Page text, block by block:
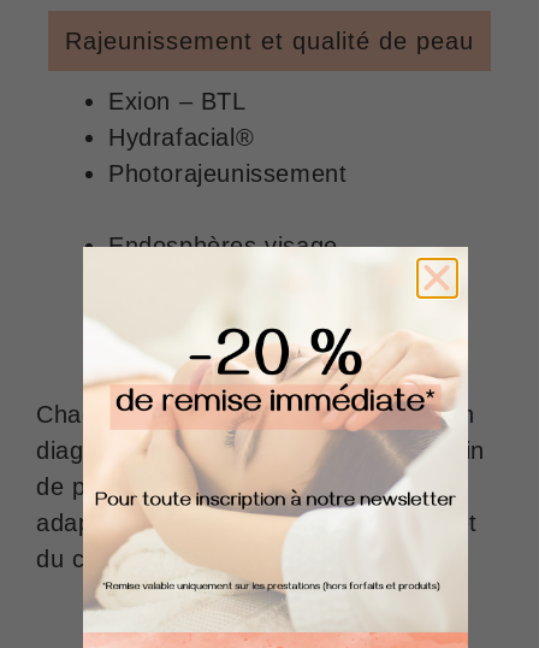
Rajeunissement et qualité de peau
Exion – BTL
Hydrafacial®
Photorajeunissement
Endosphères visage
Geneo
Chaque prise en charge débute par un
diagnostic esthétique personnalisé, afin
de proposer un protocole sur mesure,
adapté aux besoins réels de la peau et
du corps